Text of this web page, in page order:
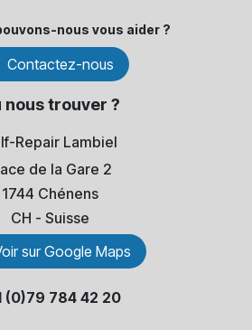
​nous vous aider ?
Contactez-nous
nous trouver ?
Repair Lambiel
de la Gare 2
1744 Chénens
​CH - Suisse
sur Go​​ogle Maps
(0)79 784 42 20